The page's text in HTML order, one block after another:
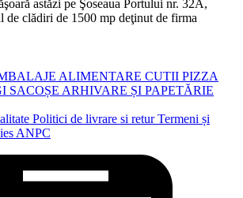
astăzi pe Şoseaua Portului nr. 32A,
de clădiri de 1500 mp deţinut de firma
ALIMENTARE CUTII PIZZA
SACOȘE ARHIVARE ȘI PAPETĂRIE
Politici de livrare si returTermeni și
ANPC